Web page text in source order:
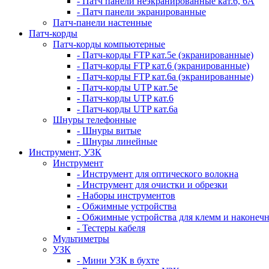
- Патч панели экранированные
Патч-панели настенные
Патч-корды
Патч-корды компьютерные
- Патч-корды FTP кат.5е (экранированные)
- Патч-корды FTP кат.6 (экранированные)
- Патч-корды FTP кат.6а (экранированные)
- Патч-корды UTP кат.5е
- Патч-корды UTP кат.6
- Патч-корды UTP кат.6а
Шнуры телефонные
- Шнуры витые
- Шнуры линейные
Инструмент, УЗК
Инструмент
- Инструмент для оптического волокна
- Инструмент для очистки и обрезки
- Наборы инструментов
- Обжимные устройства
- Обжимные устройства для клемм и
- Тестеры кабеля
Мультиметры
УЗК
- Мини УЗК в бухте